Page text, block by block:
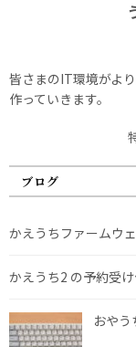
皆さまのIT環境がよ
作っていきます。
ブログ
かえうちファームウ
かえうち2 の予約受
おやう